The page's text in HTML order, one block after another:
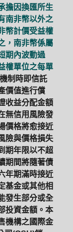
擔因換匯所生
南非幣以外之
幣計價受益權
，南非幣係屬
期內波動過
權單位之每單
制時即信託
價值進行償
收益分配金額
無信用風險發
價格將愈接近
險與價格損失
期年限以不超
期間將隨著債
年期滿時接近
基金或其他相
發生部分或全
投資金額。本
機構之國際金